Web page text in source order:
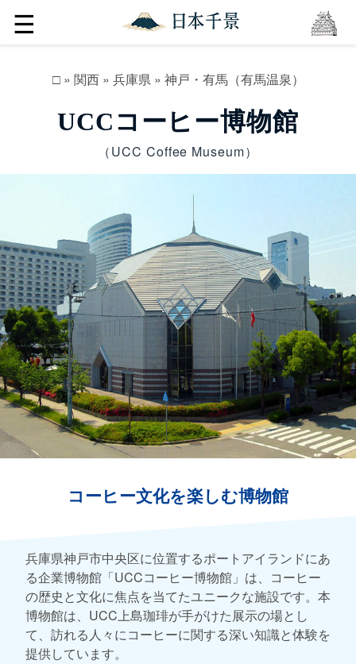
☰
□» 関西» 兵庫県» 神戸・有馬（有馬温泉）
UCCコーヒー博物館
（UCC Coffee Museum）
コーヒー文化を楽しむ博物館
兵庫県神戸市中央区に位置するポートアイランドにあ
る企業博物館「UCCコーヒー博物館」は、コーヒー
の歴史と文化に焦点を当てたユニークな施設です。本
博物館は、UCC上島珈琲が手がけた展示の場とし
て、訪れる人々にコーヒーに関する深い知識と体験を
提供しています。